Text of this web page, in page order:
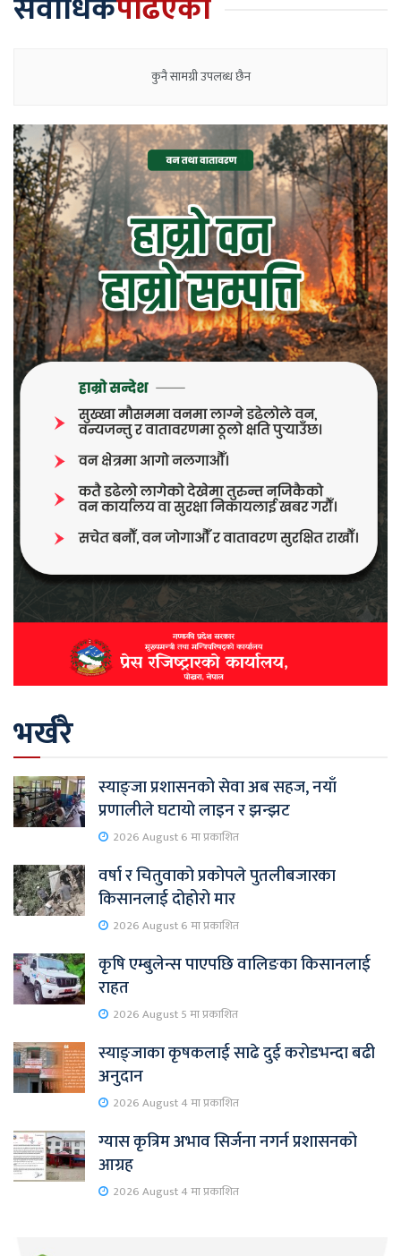
कुनै सामग्री उपलब्ध छैन
भर्खरै
स्याङ्जा प्रशासनको सेवा अब सहज, नयाँ
प्रणालीले घटायो लाइन र झन्झट
2026 August 6 मा प्रकाशित
वर्षा र चितुवाको प्रकोपले पुतलीबजारका
किसानलाई दोहोरो मार
2026 August 6 मा प्रकाशित
कृषि एम्बुलेन्स पाएपछि वालिङका किसानलाई
राहत
2026 August 5 मा प्रकाशित
स्याङ्जाका कृषकलाई साढे दुई करोडभन्दा बढी
अनुदान
2026 August 4 मा प्रकाशित
ग्यास कृत्रिम अभाव सिर्जना नगर्न प्रशासनको
आग्रह
2026 August 4 मा प्रकाशित